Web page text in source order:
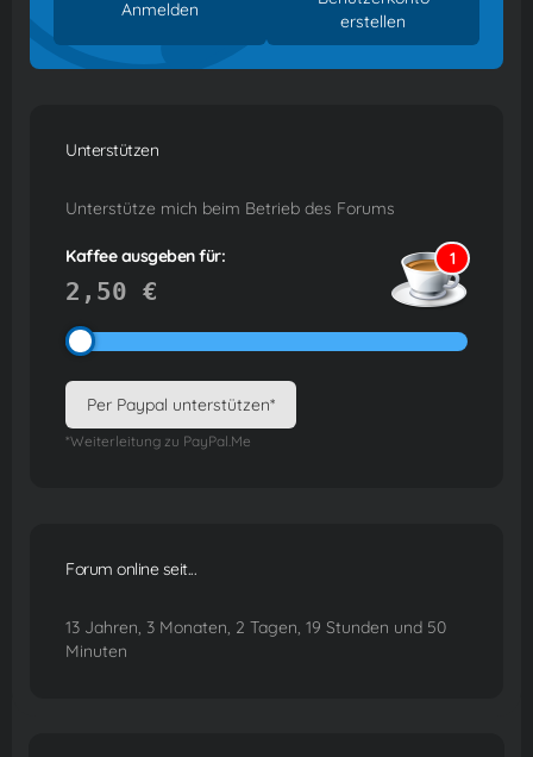
erstellen
Anmelden
Unterstützen
Unterstütze mich beim Betrieb des Forums
Kaffee ausgeben für:
2,50 €
1
Per Paypal unterstützen*
*Weiterleitung zu PayPal.Me
Forum online seit...
13 Jahren, 3 Monaten, 2 Tagen, 19 Stunden und 50
Minuten